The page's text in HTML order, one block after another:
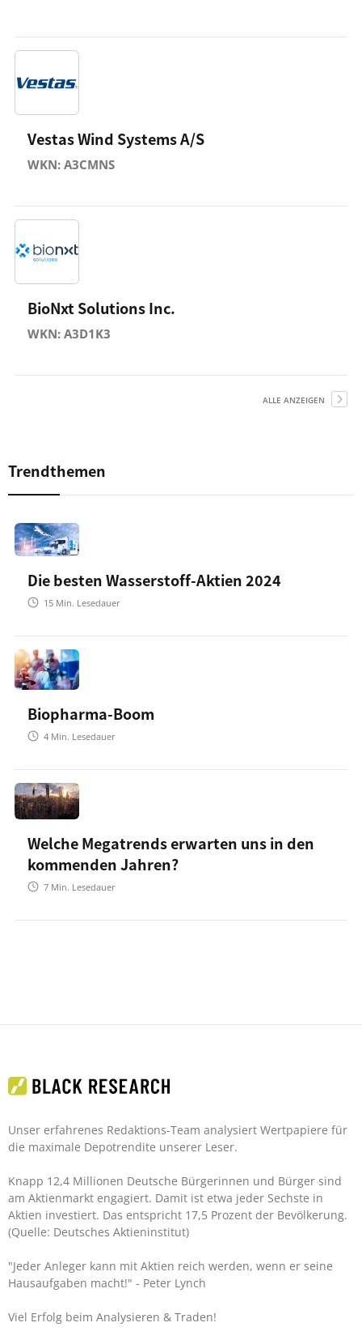
Vestas Wind Systems A/S
WKN: A3CMNS
BioNxt Solutions Inc.
WKN: A3D1K3
ALLE ANZEIGEN
Trendthemen
Die besten Wasserstoff-Aktien 2024
15 Min. Lesedauer
Biopharma-Boom
4 Min. Lesedauer
Welche Megatrends erwarten uns in den
kommenden Jahren?
7 Min. Lesedauer
Unser erfahrenes Redaktions-Team analysiert Wertpapiere für
die maximale Depotrendite unserer Leser.
Knapp 12,4 Millionen Deutsche Bürgerinnen und Bürger sind
am Aktienmarkt engagiert. Damit ist etwa jeder Sechste in
Aktien investiert. Das entspricht 17,5 Prozent der Bevölkerung.
(Quelle: Deutsches Aktieninstitut)
"Jeder Anleger kann mit Aktien reich werden, wenn er seine
Hausaufgaben macht!" - Peter Lynch
Viel Erfolg beim Analysieren & Traden!